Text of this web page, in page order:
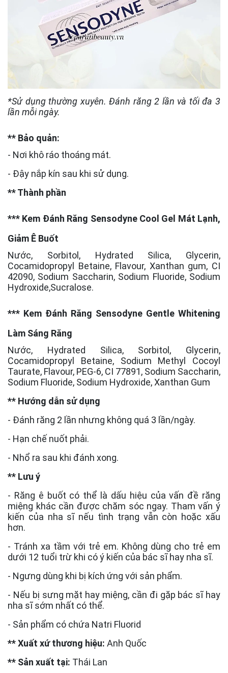
*Sử dụng thường xuyên. Đánh răng 2 lần và tối đa 3
lần mỗi ngày.
** Bảo quản:
- Nơi khô ráo thoáng mát.
- Đậy nắp kín sau khi sử dụng.
** Thành phần
*** Kem Đánh Răng Sensodyne Cool Gel Mát Lạnh,
Giảm Ê Buốt
Nước, Sorbitol, Hydrated Silica, Glycerin,
Cocamidopropyl Betaine, Flavour, Xanthan gum, CI
42090, Sodium Saccharin, Sodium Fluoride, Sodium
Hydroxide,Sucralose.
*** Kem Đánh Răng Sensodyne Gentle Whitening
Làm Sáng Răng
Nước, Hydrated Silica, Sorbitol, Glycerin,
Cocamidopropyl Betaine, Sodium Methyl Cocoyl
Taurate, Flavour, PEG-6, CI 77891, Sodium Saccharin,
Sodium Fluoride, Sodium Hydroxide, Xanthan Gum
** Hướng dẫn sử dụng
- Đánh răng 2 lần nhưng không quá 3 lần/ngày.
- Hạn chế nuốt phải.
- Nhổ ra sau khi đánh xong.
** Lưu ý
- Răng ê buốt có thể là dấu hiệu của vấn đề răng
miệng khác cần được chăm sóc ngay. Tham vấn ý
kiến của nha sĩ nếu tình trạng vẫn còn hoặc xấu
hơn.
- Tránh xa tầm với trẻ em. Không dùng cho trẻ em
dưới 12 tuổi trừ khi có ý kiến của bác sĩ hay nha sĩ.
- Ngưng dùng khi bị kích ứng với sản phẩm.
- Nếu bị sưng mặt hay miệng, cần đi gặp bác sĩ hay
nha sĩ sớm nhất có thể.
- Sản phẩm có chứa Natri Fluorid
** Xuất xứ thương hiệu: Anh Quốc
** Sản xuất tại: Thái Lan